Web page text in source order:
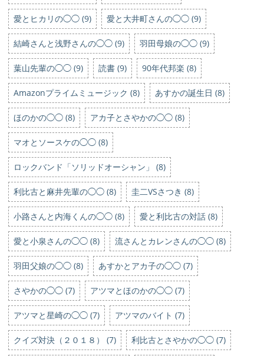
愛とヒカリの◯◯ (9) 愛と大井町さんの◯◯ (9)
結崎さんと浅野さんの◯◯ (9) 羽田母娘の◯◯ (9)
葉山先輩の◯◯ (9) 読書 (9) 90年代邦楽 (8)
Amazonプライムミュージック (8) あすかの誕生日 (8)
ほのかの◯◯ (8) アカ子とさやかの◯◯ (8)
マオとソースケの◯◯ (8)
ロックバンド「ソリッドオーシャン」 (8)
利比古と麻井先輩の◯◯ (8) 圭二VSさつき (8)
小路さんと内海くんの◯◯ (8) 愛と利比古の対話 (8)
愛と小泉さんの◯◯ (8) 流さんとカレンさんの◯◯ (8)
羽田父娘の◯◯ (8) あすかとアカ子の◯◯ (7)
さやかの◯◯ (7) アツマとほのかの◯◯ (7)
アツマと星崎の◯◯ (7) アツマのバイト (7)
クイズ対決（２０１８） (7) 利比古とさやかの◯◯ (7)